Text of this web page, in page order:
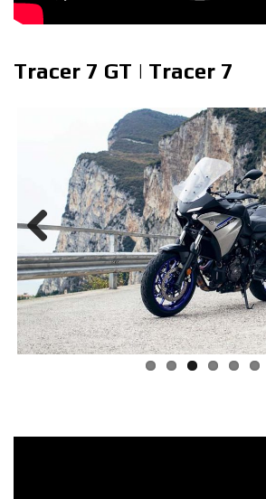
Tracer 7 GT | Tracer 7
Previous